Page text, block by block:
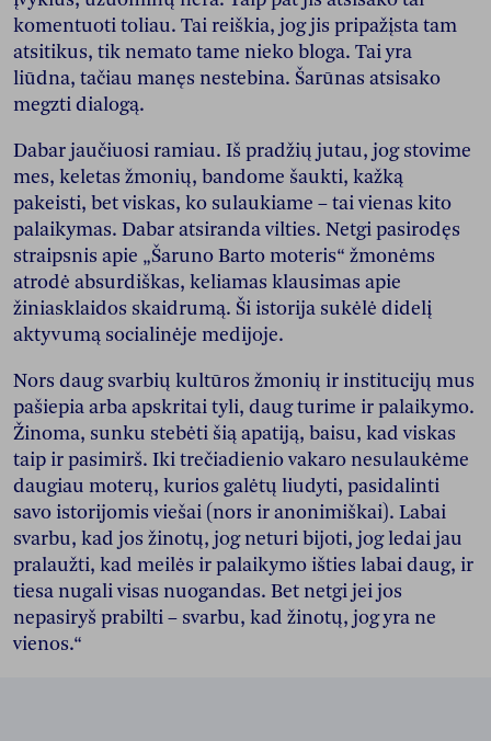
komentuoti toliau. Tai reiškia, jog jis pripažįsta tam
atsitikus, tik nemato tame nieko bloga. Tai yra
liūdna, tačiau manęs nestebina. Šarūnas atsisako
megzti dialogą.
Dabar jaučiuosi ramiau. Iš pradžių jutau, jog stovime
mes, keletas žmonių, bandome šaukti, kažką
pakeisti, bet viskas, ko sulaukiame – tai vienas kito
palaikymas. Dabar atsiranda vilties. Netgi pasirodęs
straipsnis apie „Šaruno Barto moteris“ žmonėms
atrodė absurdiškas, keliamas klausimas apie
žiniasklaidos skaidrumą. Ši istorija sukėlė didelį
aktyvumą socialinėje medijoje.
Nors daug svarbių kultūros žmonių ir institucijų mus
pašiepia arba apskritai tyli, daug turime ir palaikymo.
Žinoma, sunku stebėti šią apatiją, baisu, kad viskas
taip ir pasimirš. Iki trečiadienio vakaro nesulaukėme
daugiau moterų, kurios galėtų liudyti, pasidalinti
savo istorijomis viešai (nors ir anonimiškai). Labai
svarbu, kad jos žinotų, jog neturi bijoti, jog ledai jau
pralaužti, kad meilės ir palaikymo išties labai daug, ir
tiesa nugali visas nuogandas. Bet netgi jei jos
nepasiryš prabilti – svarbu, kad žinotų, jog yra ne
vienos.“